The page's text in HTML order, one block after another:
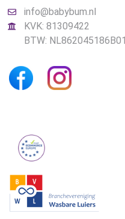
info@babybum.nl
KVK: 81309422
BTW: NL862045186B01